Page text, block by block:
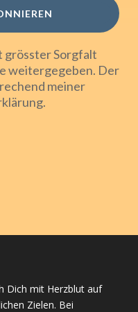
grösster Sorgfalt
weitergegeben. Der
meiner
.
Dich mit Herzblut auf
Zielen. Bei